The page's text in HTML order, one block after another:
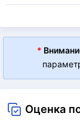
*
Оценка